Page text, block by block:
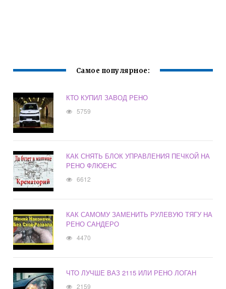
Самое популярное:
КТО КУПИЛ ЗАВОД РЕНО
5759
КАК СНЯТЬ БЛОК УПРАВЛЕНИЯ ПЕЧКОЙ НА
РЕНО ФЛЮЕНС
6612
КАК САМОМУ ЗАМЕНИТЬ РУЛЕВУЮ ТЯГУ НА
РЕНО САНДЕРО
4470
ЧТО ЛУЧШЕ ВАЗ 2115 ИЛИ РЕНО ЛОГАН
2159